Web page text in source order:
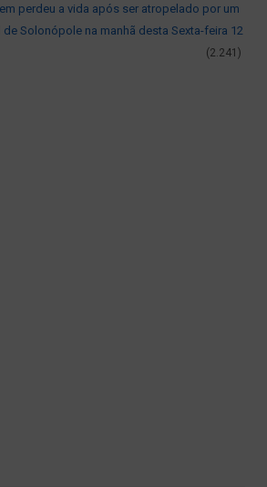
perdeu a vida após ser atropelado por um
de Solonópole na manhã desta Sexta-feira 12
(2.241)